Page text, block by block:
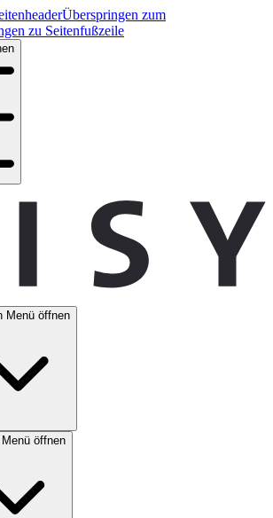
Überspringen zum
zu Seitenfußzeile
Menü öffnen
Menü öffnen